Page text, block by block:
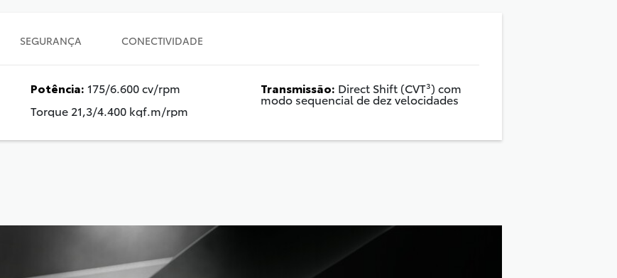
SEGURANÇA CONECTIVIDADE
Potência: 175/6.600 cv/rpm
Torque 21,3/4.400 kgf.m/rpm
Transmissão: Direct Shift (CVT³) com
modo sequencial de dez velocidades